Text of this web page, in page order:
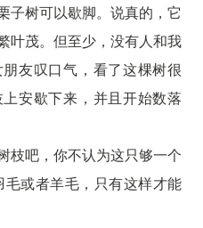
子树可以歇脚。说真的，它
叶茂。但至少，没有人和我
友叹口气，看了这棵树很
安歇下来，并且开始数落
吧，你不认为这只够一个
或者羊毛，只有这样才能